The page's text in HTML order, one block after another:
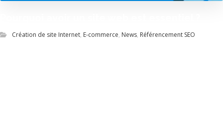
Création de site Internet, E-commerce, News, Référencement SEO